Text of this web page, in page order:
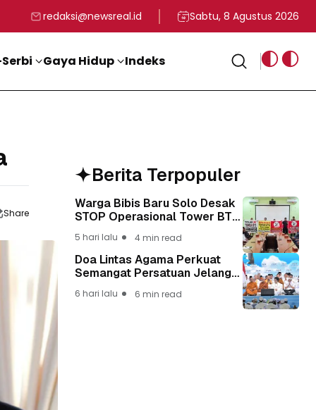
ke-81 Kemerdekaan RI
Kadin Apresiasi Kepemimpinan Presiden Prabowo yang
Staf Khusus Menag RI
redaksi@newsreal.id Sabtu, 8 Agustus 2026
Gaya Hidup Indeks
Share
Berita Terpopuler
Warga Bibis Baru Solo Desak
STOP Operasional Tower BTS,
Keselamatan Warga Lebih
Berharga
5 hari lalu 4 min read
Doa Lintas Agama Perkuat
Semangat Persatuan Jelang
6 hari lalu 6 min read